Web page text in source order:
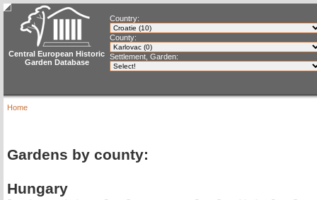
Central European Historic
Garden Database
Country:
County:
Settlement, Garden:
Home
Gardens by county:
Hungary